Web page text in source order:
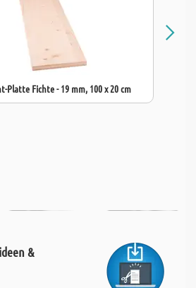
Platte Fichte - 19 mm, 100 x 20 cm
&